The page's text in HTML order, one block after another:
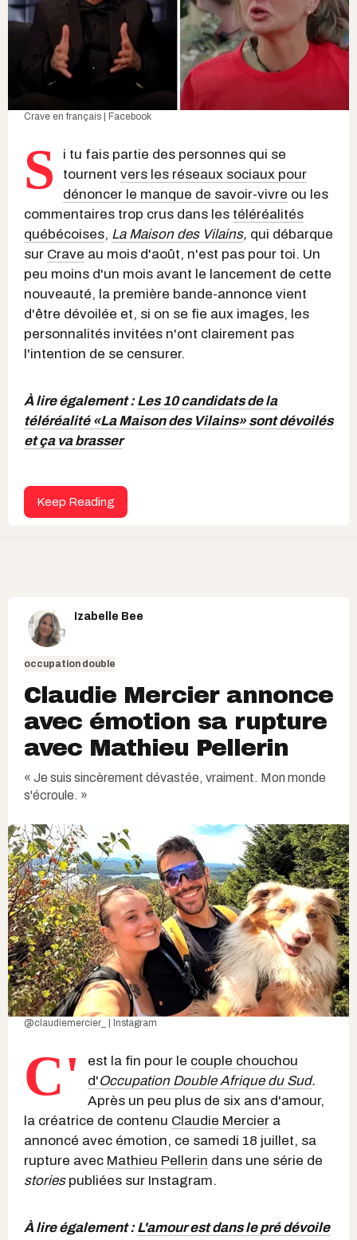
Crave en français | Facebook
S
i tu fais partie des personnes qui se
tournent vers les réseaux sociaux pour
dénoncer le manque de savoir-vivre ou les
commentaires trop crus dans les téléréalités
québécoises, La Maison des Vilains, qui débarque
sur Crave au mois d'août, n'est pas pour toi. Un
peu moins d'un mois avant le lancement de cette
nouveauté, la première bande-annonce vient
d'être dévoilée et, si on se fie aux images, les
personnalités invitées n'ont clairement pas
l'intention de se censurer.
À lire également :Les 10 candidats de la
téléréalité «La Maison des Vilains» sont dévoilés
et ça va brasser
Keep Reading
Izabelle Bee
occupation double
Claudie Mercier annonce
avec émotion sa rupture
avec Mathieu Pellerin
« Je suis sincèrement dévastée, vraiment. Mon monde
s'écroule. »
@claudiemercier_ | Instagram
C' est la fin pour le couple chouchou
d'Occupation Double Afrique du Sud.
Après un peu plus de six ans d'amour,
la créatrice de contenu Claudie Mercier a
annoncé avec émotion, ce samedi 18 juillet, sa
rupture avec Mathieu Pellerin dans une série de
storiespubliées sur Instagram.
À lire également :L'amour est dans le pré dévoile